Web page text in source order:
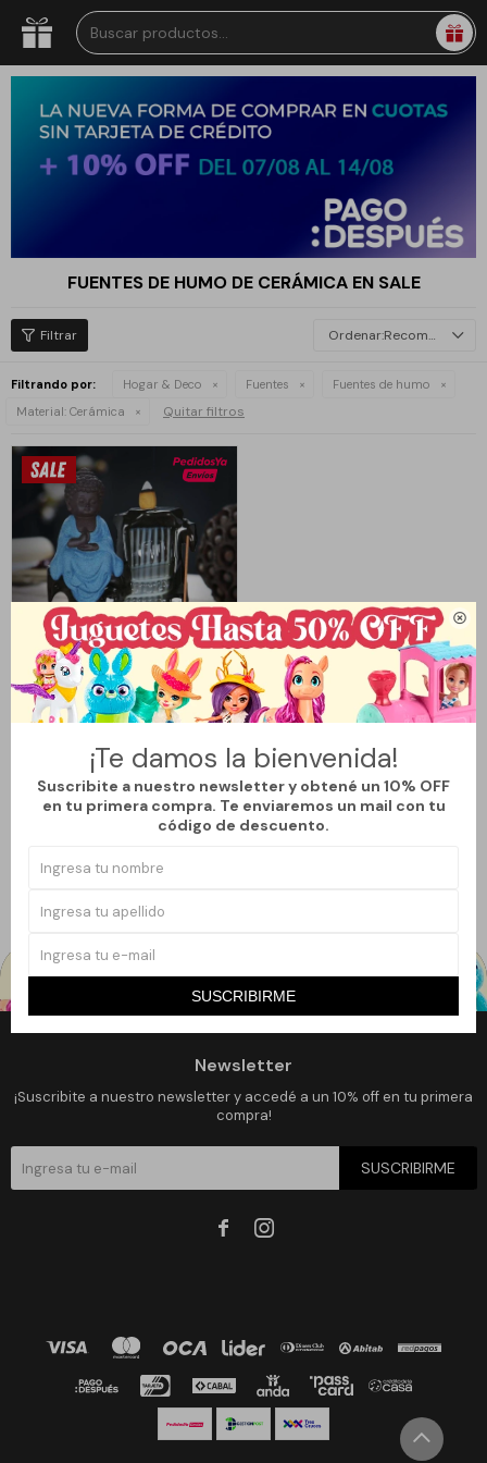

¡Te damos la bienvenida!
Suscribite a nuestro newsletter y obtené un 10% OFF
en tu primera compra. Te enviaremos un mail con tu
código de descuento.
SUSCRIBIRME
FUENTES DE HUMO DE CERÁMICA EN SALE
Recomendados
Filtrando por: Hogar & Deco Fuentes
Fuentes de humo
Material: Cerámica Quitar filtros
LlegaHOY
FUENTE DE HUMO BUDA ALTAR -
AZUL
592
25
Newsletter
¡Suscribite a nuestro newsletter y accedé a un 10% off en tu primera
compra!
SUSCRIBIRME
 